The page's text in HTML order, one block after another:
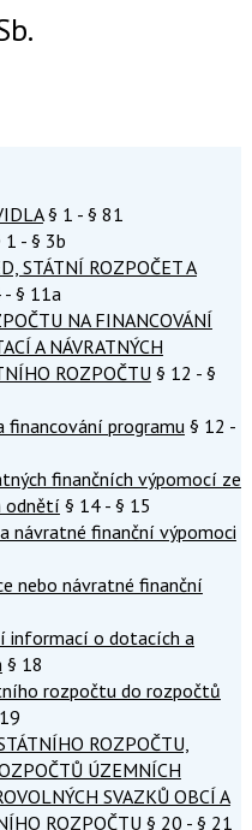
§ 1 - § 81
1 - § 3b
STÁTNÍ ROZPOČET A
- § 11a
NA FINANCOVÁNÍ
A NÁVRATNÝCH
ROZPOČTU § 12 - §
programu § 12 -
finančních výpomocí ze
odnětí § 14 - § 15
návratné finanční výpomoci
nebo návratné finanční
informací o dotacích a
§ 18
rozpočtu do rozpočtů
ROZPOČTU,
ÚZEMNÍCH
SVAZKŮ OBCÍ A
ROZPOČTU § 20 - § 21